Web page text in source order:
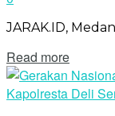
JARAK.ID, Medan
Read more